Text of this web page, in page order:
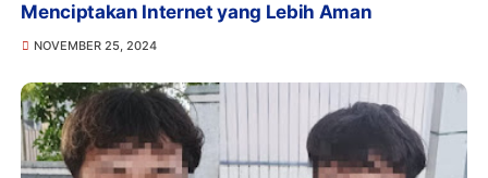
Menciptakan Internet yang Lebih Aman
NOVEMBER 25, 2024